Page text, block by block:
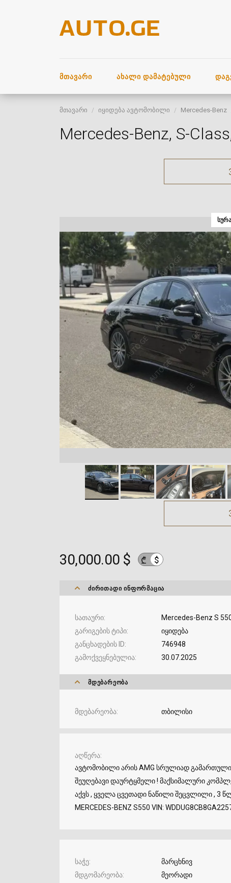
ᲛᲗᲐᲕᲐᲠᲘ ᲐᲮᲐᲚᲘ ᲓᲐᲛᲐᲢᲔᲑᲣᲚᲘ
მთავარი იყიდება ავტომობილი Mercedes-Benz
Mercedes-Benz, S-
30,000.00 $ ₾ $
ᲫᲘᲠᲘᲗᲐᲓᲘ ᲘᲜᲤᲝᲠᲛᲐᲪᲘᲐ
სათაური
Mercedes-Benz S
გარიგების ტიპი
იყიდება
განცხადების ID
746948
გამოქვეყნებულია
30.07.2025
ᲛᲓᲔᲑᲐᲠᲔᲝᲑᲐ
მდებარეობა თბილისი
აღწერა
ავტომობილი არის AMG სრულიად
შეუღებავი დაურტყმელი ! მაქსიმალური
აქვს , ყველა ცვეთადი ნაწილი შეცვლილი , 3
MERCEDES-BENZ S550 VIN:
საჭე მარცხნივ
მდგომარეობა
მეორადი